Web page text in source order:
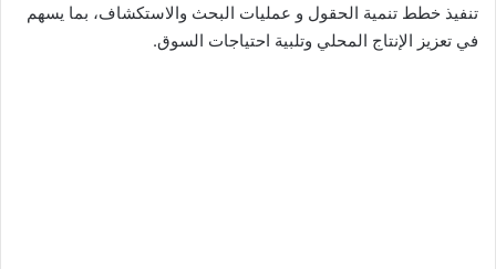
تنفيذ خطط تنمية الحقول و عمليات البحث والاستكشاف، بما يسهم
في تعزيز الإنتاج المحلي وتلبية احتياجات السوق.